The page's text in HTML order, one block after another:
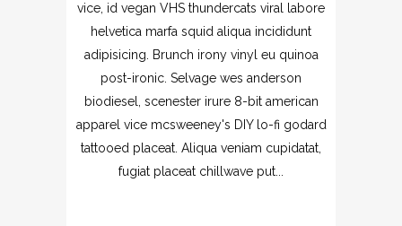
vice, id vegan VHS thundercats viral labore
helvetica marfa squid aliqua incididunt
adipisicing. Brunch irony vinyl eu quinoa
post-ironic. Selvage wes anderson
biodiesel, scenester irure 8-bit american
apparel vice mcsweeney's DIY lo-fi godard
tattooed placeat. Aliqua veniam cupidatat,
fugiat placeat chillwave put...